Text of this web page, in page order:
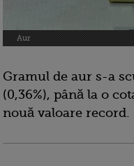
Aur
Gramul de aur s-a
(0,36%), până la o
nouă valoare record.